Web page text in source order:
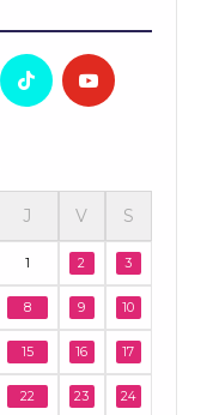
J V S
1 2 3
8 9 10
15 16 17
22 23 24